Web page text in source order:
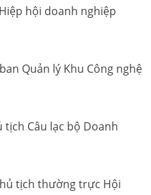
hội doanh nghiệp
Quản lý Khu Công nghệ
tịch Câu lạc bộ Doanh
tịch thường trực Hội